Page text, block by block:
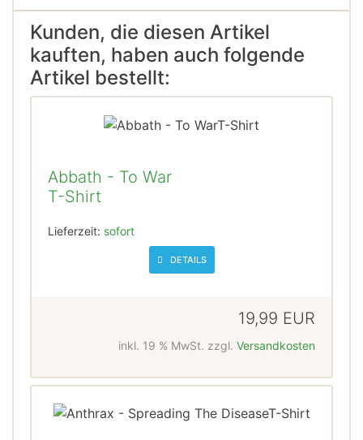
Kunden, die diesen Artikel
kauften, haben auch folgende
Artikel bestellt:
Abbath - To War
T-Shirt
Lieferzeit: sofort
DETAILS
19,99 EUR
inkl. 19 % MwSt. zzgl. Versandkosten